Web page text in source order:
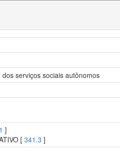
serviços sociais autônomos
]
[ 341.3 ]